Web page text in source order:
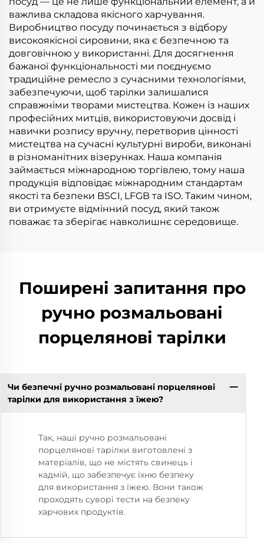
важлива складова якісного харчування.
Виробництво посуду починається з відбору
високоякісної сировини, яка є безпечною та
довговічною у використанні. Для досягнення
бажаної функціональності ми поєднуємо
традиційне ремесло з сучасними технологіями,
забезпечуючи, щоб тарілки залишалися
справжніми творами мистецтва. Кожен із наших
професійних митців, використовуючи досвід і
навички розпису вручну, перетворив цінності
мистецтва на сучасні культурні вироби, виконані
в різноманітних візерунках. Наша компанія
займається міжнародною торгівлею, тому наша
продукція відповідає міжнародним стандартам
якості та безпеки BSCI, LFGB та ISO. Таким чином,
ви отримуєте відмінний посуд, який також
поважає та зберігає навколишнє середовище.
Поширені запитання про
ручно розмальовані
порцелянові тарілки
Чи безпечні ручно розмальовані порцелянові
тарілки для використання з їжею?
Так, наші ручно розмальовані
порцелянові тарілки виготовлені з
матеріалів, що не містять свинець і
кадмій, що забезпечує їхню безпеку
для використання з їжею. Вони також
проходять суворі тести на безпеку
харчових продуктів.